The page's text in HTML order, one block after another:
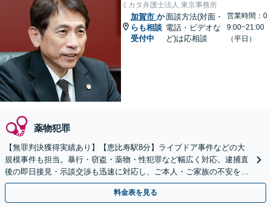
ミカタ弁護士法人 東京事務所
加賀市 か
らも相談
受付中
面談方法(対面・
電話・ビデオな
ど)は応相談
営業時間：0
9:00~21:00
（平日）
薬物犯罪
【無罪判決獲得実績あり】【恵比寿駅8分】ライブドア事件などの大
規模事件も担当。暴行・窃盗・薬物・性犯罪など幅広く対応。逮捕直
後の即日接見・示談交渉も迅速に対応し、ご本人・ご家族の不安を最
小限に抑えます。【初回相談可能】【WEB面談可能】
料金表を見る